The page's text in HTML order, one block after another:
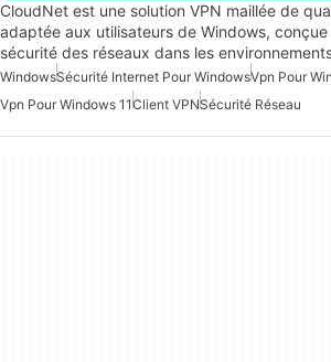
CloudNet est une solution VPN maillée de
adaptée aux utilisateurs de Windows, conçue
sécurité des réseaux dans les
WindowsSécurité Internet Pour WindowsVpn Pour
Vpn Pour Windows 11Client VPNSécurité Réseau